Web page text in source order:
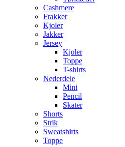
Cashmere
Frakker
Kjoler
Jakker
Jersey
Kjoler
Toppe
T-shirts
Nederdele
Mini
Pencil
Skater
Shorts
Strik
Sweatshirts
Toppe